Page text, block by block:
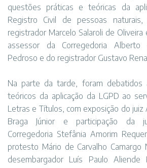
questões práticas e teóricas da
Registro Civil de pessoas
registrador Marcelo Salaroli de Oliveira
assessor da Corregedoria
Pedroso e do registrador Gustavo
Na parte da tarde, foram debatidos
teóricos da aplicação da LGPD ao
Letras e Títulos, com exposição do
Braga Júnior e participação da
Corregedoria Stefânia Amorim
protesto Mário de Carvalho Camargo
desembargador Luís Paulo Aliende